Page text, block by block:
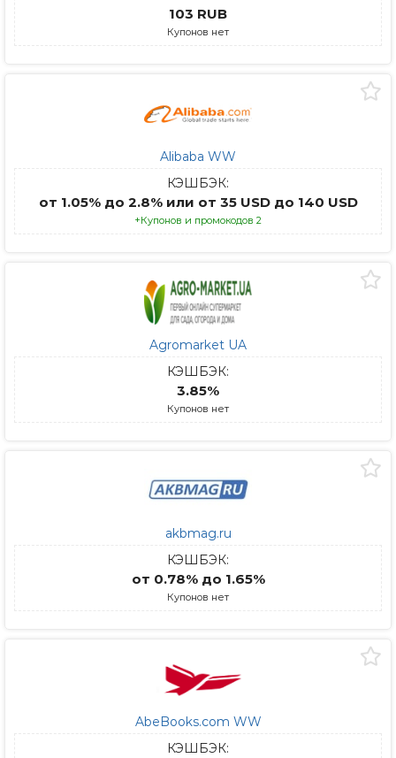
103 RUB
Купонов нет
Alibaba WW
КЭШБЭК:
от 1.05% до 2.8% или от 35 USD до 140 USD
+Купонов и промокодов 2
Agromarket UA
КЭШБЭК:
3.85%
Купонов нет
akbmag.ru
КЭШБЭК:
от 0.78% до 1.65%
Купонов нет
AbeBooks.com WW
КЭШБЭК: